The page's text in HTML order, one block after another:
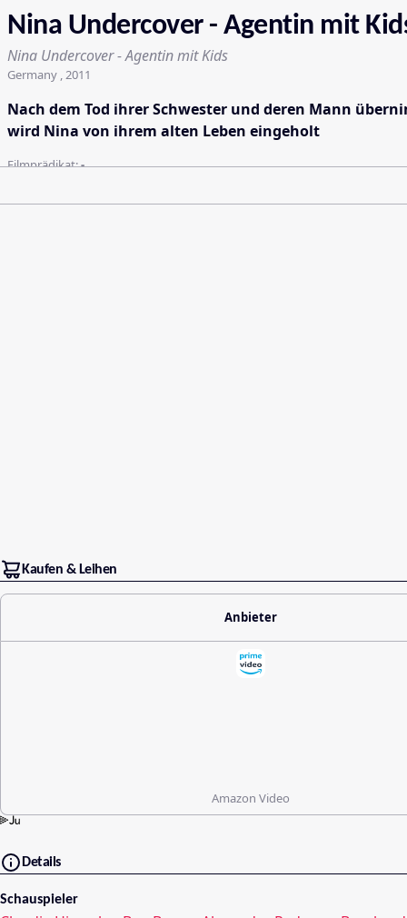
Nina Undercover - Agentin mit
Nina Undercover - Agentin mit Kids
Germany , 2011
Nach dem Tod ihrer Schwester und deren Mann
wird Nina von ihrem alten Leben eingeholt
Filmprädikat:-
Kaufen & Leihen
Anbieter
Amazon Video
Details
Schauspieler